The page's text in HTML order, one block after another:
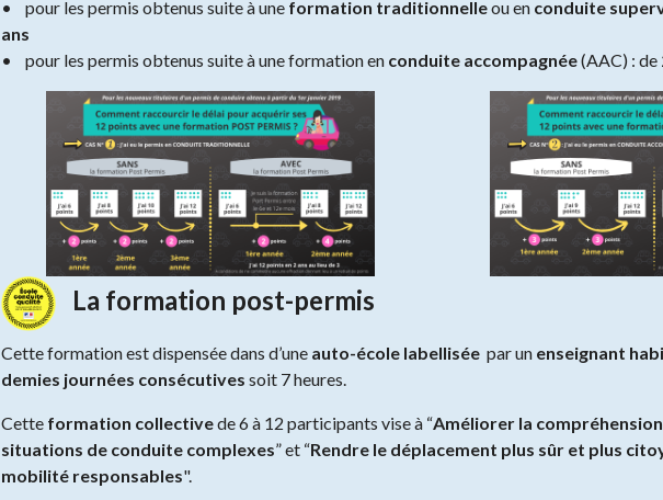
• pour les permis obtenus suite à une formation traditionnelleou en conduite
ans
• pour les permis obtenus suite à une formation en conduite accompagnée(AAC) : de
La formation post-permis
Cette formation est dispensée dans d’une auto-école labellisée par un enseignant
demies journées consécutives soit 7 heures.
Cette formation collectivede 6 à 12 participants vise à “Améliorer la
situations de conduite complexes” et “Rendre le déplacement plus sûr et plus
mobilité responsables".